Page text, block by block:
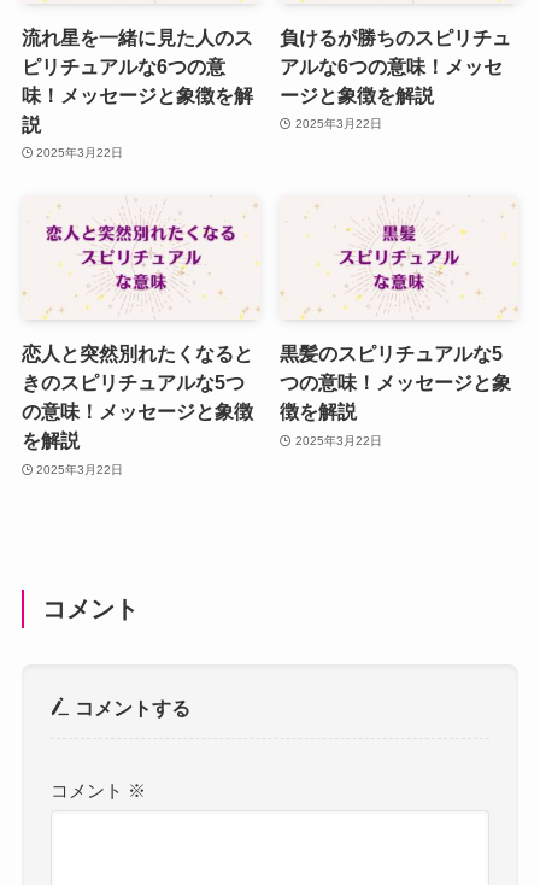
流れ星を一緒に見た人のス
ピリチュアルな6つの意
味！メッセージと象徴を解
説
2025年3月22日
負けるが勝ちのスピリチュ
アルな6つの意味！メッセ
ージと象徴を解説
2025年3月22日
恋人と突然別れたくなると
きのスピリチュアルな5つ
の意味！メッセージと象徴
を解説
2025年3月22日
黒髪のスピリチュアルな5
つの意味！メッセージと象
徴を解説
2025年3月22日
コメント
コメントする
コメント ※